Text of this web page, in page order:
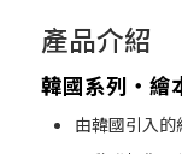
產品介紹
韓國系列‧繪
由韓國引入